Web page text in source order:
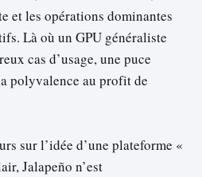
et les opérations dominantes
Là où un GPU généraliste
cas d’usage, une puce
polyvalence au profit de
sur l’idée d’une plateforme «
Jalapeño n’est